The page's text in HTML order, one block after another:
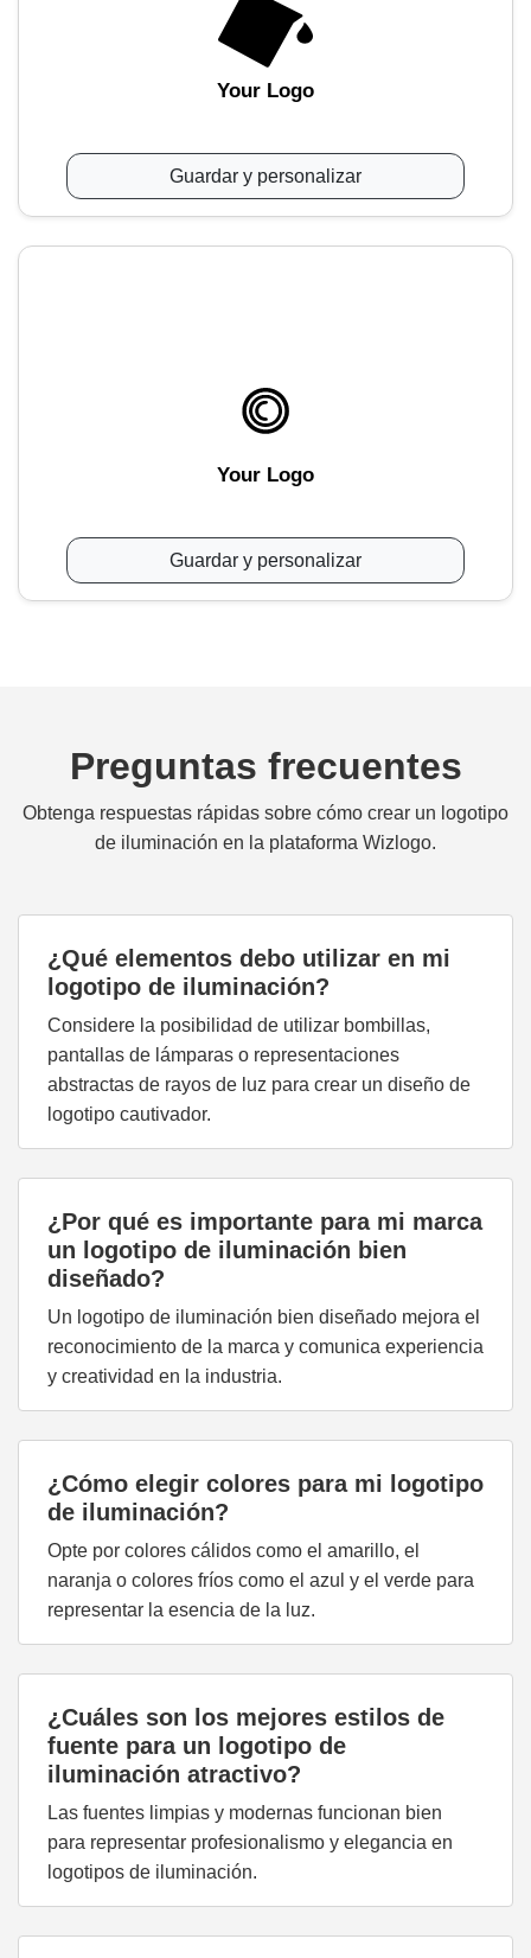
Your Logo
Guardar y personalizar
Your Logo
Guardar y personalizar
Preguntas frecuentes
Obtenga respuestas rápidas sobre cómo crear un logotipo
de iluminación en la plataforma Wizlogo.
¿Qué elementos debo utilizar en mi
logotipo de iluminación?
Considere la posibilidad de utilizar bombillas,
pantallas de lámparas o representaciones
abstractas de rayos de luz para crear un diseño de
logotipo cautivador.
¿Por qué es importante para mi marca
un logotipo de iluminación bien
diseñado?
Un logotipo de iluminación bien diseñado mejora el
reconocimiento de la marca y comunica experiencia
y creatividad en la industria.
¿Cómo elegir colores para mi logotipo
de iluminación?
Opte por colores cálidos como el amarillo, el
naranja o colores fríos como el azul y el verde para
representar la esencia de la luz.
¿Cuáles son los mejores estilos de
fuente para un logotipo de
iluminación atractivo?
Las fuentes limpias y modernas funcionan bien
para representar profesionalismo y elegancia en
logotipos de iluminación.